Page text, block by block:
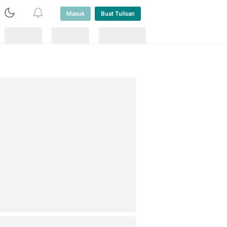
Masuk Buat Tulisan